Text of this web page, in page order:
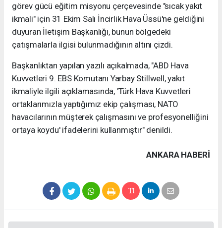
görev gücü eğitim misyonu çerçevesinde "sıcak yakıt
ikmali" için 31 Ekim Salı İncirlik Hava Üssü'ne geldiğini
duyuran İletişim Başkanlığı, bunun bölgedeki
çatışmalarla ilgisi bulunmadığının altını çizdi.
Başkanlıktan yapılan yazılı açıkalmada, "ABD Hava
Kuvvetleri 9. EBS Komutanı Yarbay Stillwell, yakıt
ikmaliyle ilgili açıklamasında, 'Türk Hava Kuvvetleri
ortaklarımızla yaptığımız ekip çalışması, NATO
havacılarının müşterek çalışmasını ve profesyonelliğini
ortaya koydu' ifadelerini kullanmıştır" denildi.
ANKARA HABERİ